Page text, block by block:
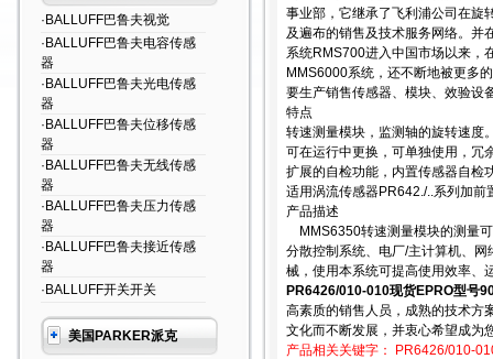
·BALLUFF巴鲁夫视觉
·BALLUFF巴鲁夫电容传感
器
·BALLUFF巴鲁夫光电传感
器
·BALLUFF巴鲁夫位移传感
器
·BALLUFF巴鲁夫无线传感
器
·BALLUFF巴鲁夫压力传感
器
·BALLUFF巴鲁夫接近传感
器
·BALLUFF开关开关
美国PARKER派克
事业部，它继承了飞利浦公司在旋
及遍布的销售及技术服务网络。并
系统RMS700进入中国市场以来，
MMS6000系统，还不断地被更多
要生产销售传感器、模块、效验设
特点
转速测量模块，监测轴的旋转速度
可在运行中更换，可单独使用，冗
扩展的自检功能，内置传感器自检
适用涡流传感器PR642./..系列加
产品描述
MMS6350转速测量模块的测量
分散控制系统、电厂/主计算机、
械，使用本系统可提高使用效率、
PR6426/010-010现货EPRO型号
高素质的销售人员，成熟的技术方
文化而不断发展，并衷心希望成为
产品相关关键字：
PR6426/010-